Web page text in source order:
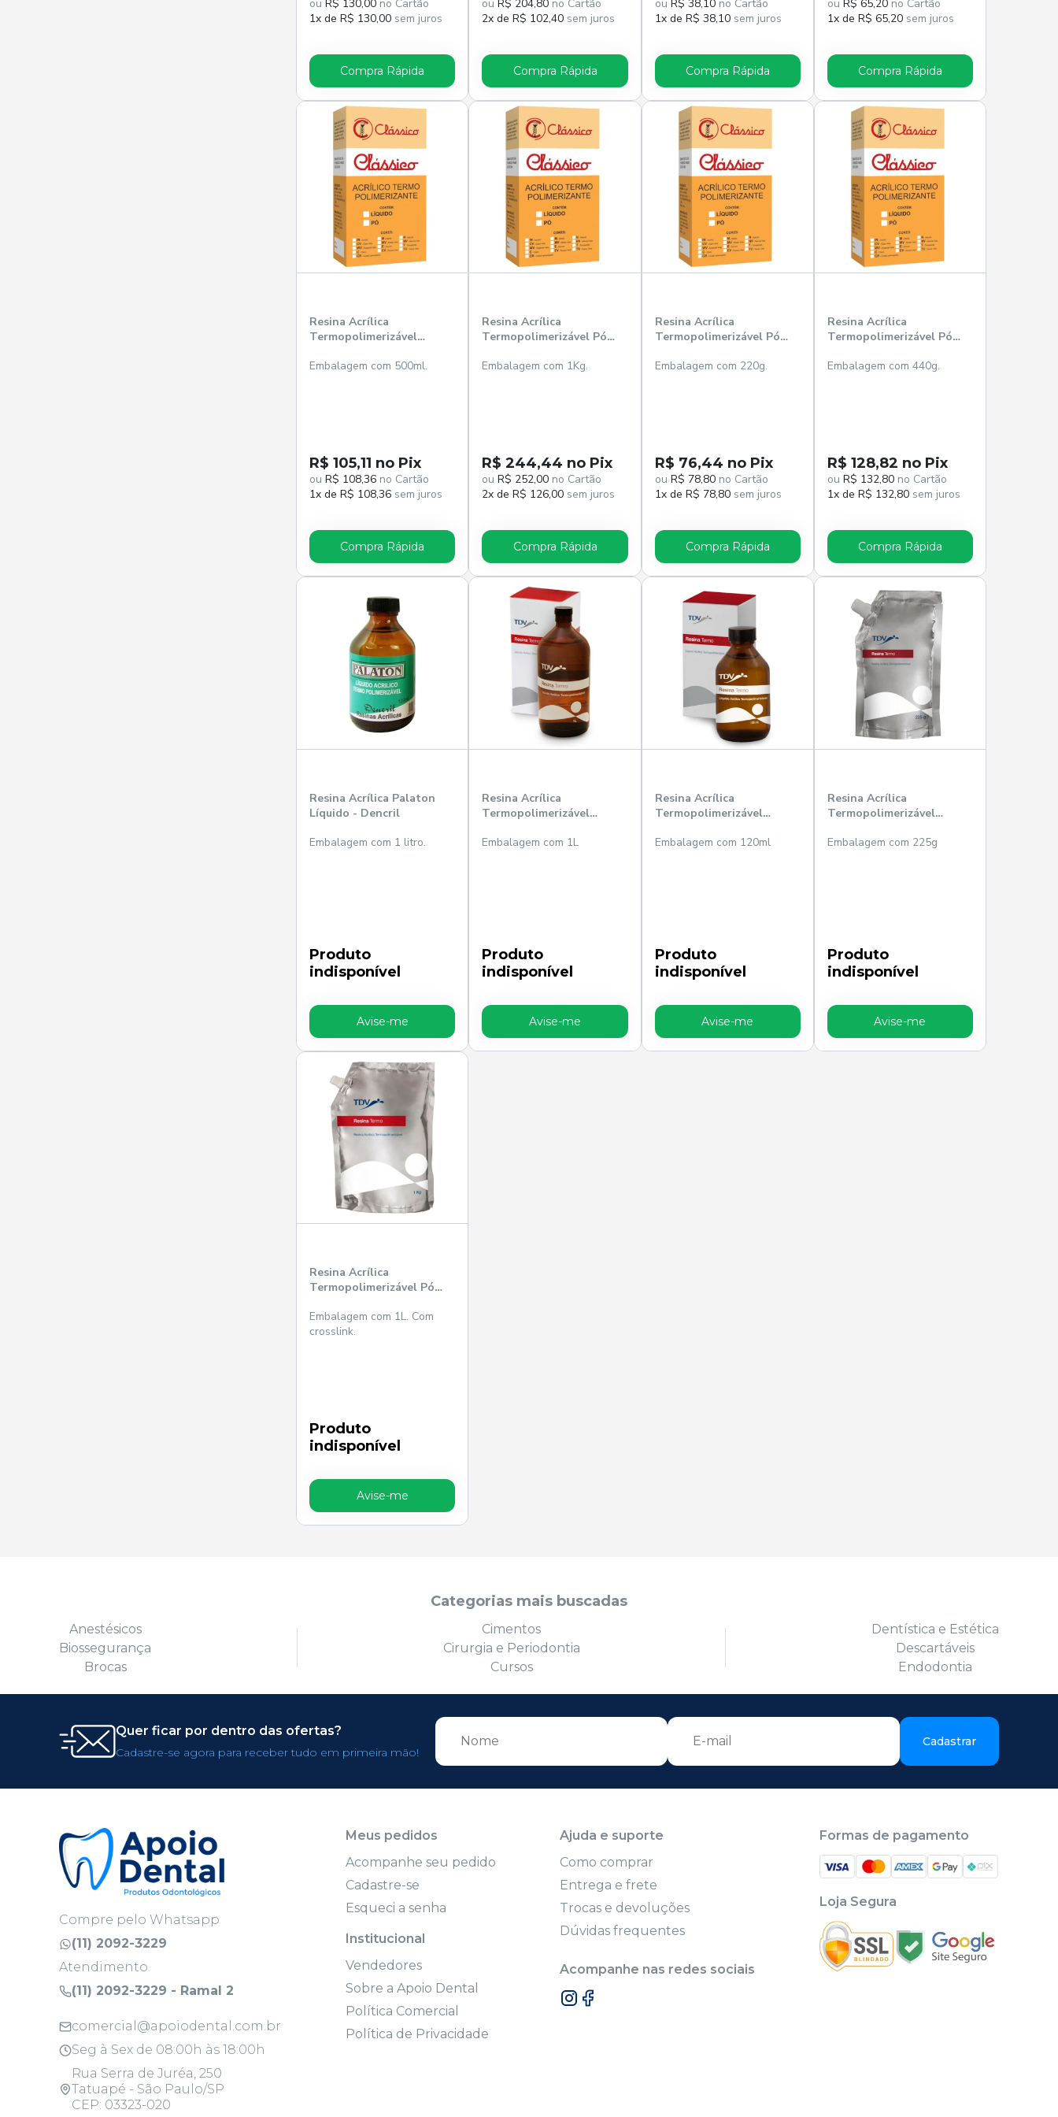
ouR$ 130,00 no Cartão
1x de R$ 130,00 sem juros
Compra Rápida
ouR$ 204,80 no Cartão
2x de R$ 102,40 sem juros
Compra Rápida
ou R$ 38,10no Cartão
1x de R$ 38,10sem juros
Compra Rápida
ou R$ 65,20no Cartão
1x de R$ 65,20sem juros
Compra Rápida
Resina Acrílica
Termopolimerizável
Embalagem com 500ml.
R$ 105,11 no Pix
ouR$ 108,36 no Cartão
1x de R$ 108,36 sem juros
Compra Rápida
Resina Acrílica
Termopolimerizável Pó
Embalagem com 1Kg.
R$ 244,44 no Pix
ouR$ 252,00 no Cartão
2x de R$ 126,00 sem juros
Compra Rápida
Resina Acrílica
Termopolimerizável Pó
Embalagem com 220g.
R$ 76,44 no Pix
ou R$ 78,80no Cartão
1x de R$ 78,80sem juros
Compra Rápida
Resina Acrílica
Termopolimerizável Pó
Embalagem com 440g.
R$ 128,82 no Pix
ou R$ 132,80no Cartão
1x de R$ 132,80sem juros
Compra Rápida
Resina Acrílica Palaton
Líquido - Dencril
Embalagem com 1 litro.
Produto
indisponível
Avise-me
Resina Acrílica
Termopolimerizável
Embalagem com 1L
Produto
indisponível
Avise-me
Resina Acrílica
Termopolimerizável
Embalagem com 120ml
Produto
indisponível
Avise-me
Resina Acrílica
Termopolimerizável
Embalagem com 225g
Produto
indisponível
Avise-me
Resina Acrílica
Termopolimerizável Pó
Embalagem com 1L. Com
crosslink.
Produto
indisponível
Avise-me
Categorias mais buscadas
Anestésicos
Biossegurança
Brocas
Cimentos
Cirurgia e Periodontia
Cursos
Dentística e Estética
Descartáveis
Endodontia
Quer ficar por dentro das ofertas?
Cadastre-se agora para receber tudo em primeira mão!
Cadastrar
Compre pelo Whatsapp
(11) 2092-3229
Atendimento
(11) 2092-3229 - Ramal 2
comercial@apoiodental.com.br
Seg à Sex de 08:00h às 18:00h
Rua Serra de Juréa, 250
Tatuapé - São Paulo/SP
CEP: 03323-020
Meus pedidos
Acompanhe seu pedido
Cadastre-se
Esqueci a senha
Institucional
Vendedores
Sobre a Apoio Dental
Política Comercial
Política de Privacidade
Ajuda e suporte
Como comprar
Entrega e frete
Trocas e devoluções
Dúvidas frequentes
Acompanhe nas redes sociais
Formas de pagamento
Loja Segura